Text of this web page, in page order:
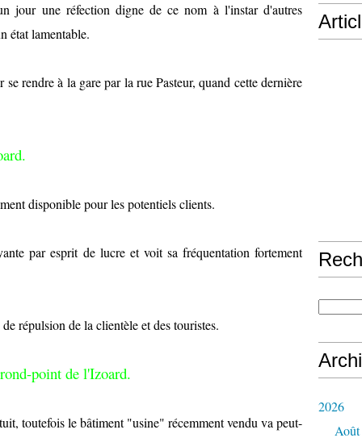
jour une réfection digne de ce nom à l'instar d'autres
état lamentable.
rendre à la gare par la rue Pasteur, quand cette dernière
disponible pour les potentiels clients.
par esprit de lucre et voit sa fréquentation fortement
répulsion de la clientèle et des touristes.
point de l'Izoard.
toutefois le bâtiment "usine" récemment vendu va peut-
2026
Août